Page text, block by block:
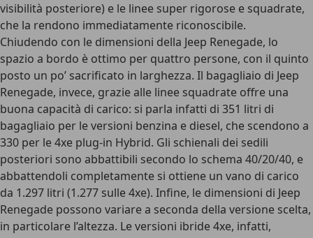
visibilità posteriore) e le linee super rigorose e squadrate,
che la rendono immediatamente riconoscibile.
Chiudendo con le dimensioni della Jeep Renegade, lo
spazio a bordo è ottimo per quattro persone, con il quinto
posto un po’ sacrificato in larghezza. Il bagagliaio di Jeep
Renegade, invece, grazie alle linee squadrate offre una
buona capacità di carico: si parla infatti di 351 litri di
bagagliaio per le versioni benzina e diesel, che scendono a
330 per le 4xe plug-in Hybrid. Gli schienali dei sedili
posteriori sono abbattibili secondo lo schema 40/20/40, e
abbattendoli completamente si ottiene un vano di carico
da 1.297 litri (1.277 sulle 4xe). Infine, le dimensioni di Jeep
Renegade possono variare a seconda della versione scelta,
in particolare l’altezza. Le versioni ibride 4xe, infatti,